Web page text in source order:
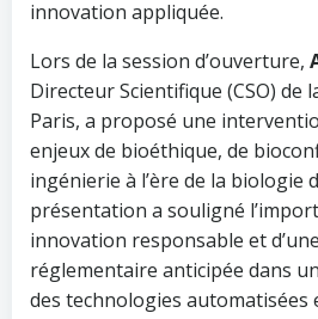
innovation appliquée.
Lors de la session d’ouverture,
Directeur Scientifique (CSO) de
Paris, a proposé une
enjeux de bioéthique, de
ingénierie à l’ère de la biologie
présentation a souligné
innovation responsable et
réglementaire anticipée dans
des technologies automatisées